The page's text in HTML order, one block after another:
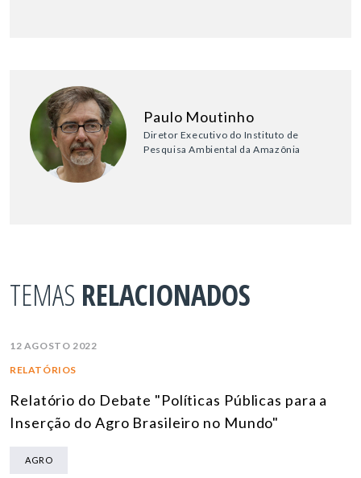
Paulo Moutinho
Diretor Executivo do Instituto de
Pesquisa Ambiental da Amazônia
TEMAS RELACIONADOS
12 AGOSTO 2022
RELATÓRIOS
Relatório do Debate "Políticas Públicas para a
Inserção do Agro Brasileiro no Mundo"
AGRO